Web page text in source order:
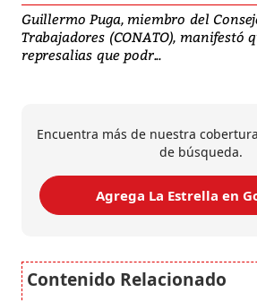
Guillermo Puga, miembro del
Trabajadores (CONATO), manifestó
represalias que podr...
Encuentra más de nuestra
de búsqueda.
Agrega La Estrella en